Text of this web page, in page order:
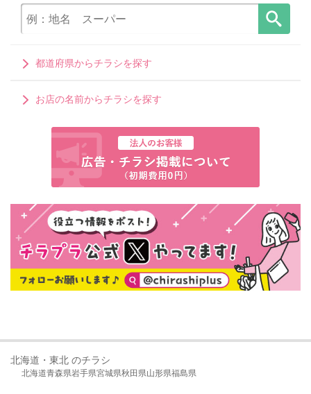
都道府県からチラシを探す
お店の名前からチラシを探す
北海道・東北 のチラシ
北海道青森県岩手県宮城県秋田県山形県福島県